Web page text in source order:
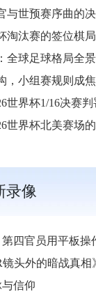
全球足球格局全
，小组赛规则成
录像
官员用平板操作成
头外的暗战真相
信仰